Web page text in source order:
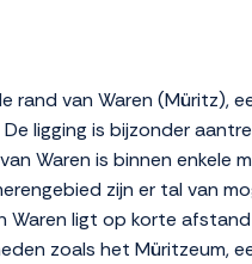
rand van Waren (Müritz),
ligging is bijzonder
Waren is binnen enkele
zijn er tal van
ligt op korte
zoals het Müritzeum,